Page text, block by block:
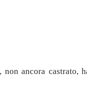
, non ancora castrato,